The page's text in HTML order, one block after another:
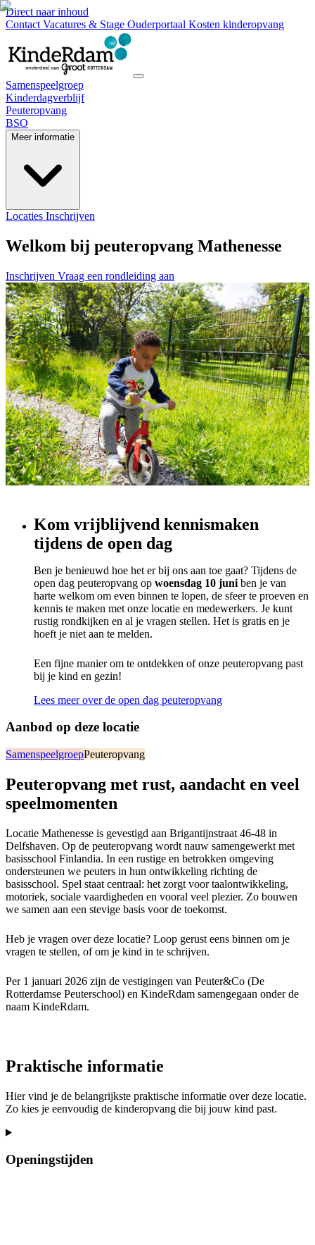
Direct naar inhoud
Contact Vacatures & Stage Ouderportaal Kosten kinderopvang
Samenspeelgroep
Kinderdagverblijf
Peuteropvang
BSO
Meer informatie
Locaties Inschrijven
Welkom bij peuteropvang Mathenesse
Inschrijven Vraag een rondleiding aan
Kom vrijblijvend kennismaken
tijdens de open dag
Ben je benieuwd hoe het er bij ons aan toe gaat? Tijdens de
open dag peuteropvang op woensdag 10 juni ben je van
harte welkom om even binnen te lopen, de sfeer te proeven en
kennis te maken met onze locatie en medewerkers. Je kunt
rustig rondkijken en al je vragen stellen. Het is gratis en je
hoeft je niet aan te melden.
Een fijne manier om te ontdekken of onze peuteropvang past
bij je kind en gezin!
Lees meer over de open dag peuteropvang
Aanbod op deze locatie
SamenspeelgroepPeuteropvang
Peuteropvang met rust, aandacht en veel
speelmomenten
Locatie Mathenesse is gevestigd aan Brigantijnstraat 46-48 in
Delfshaven. Op de peuteropvang wordt nauw samengewerkt met
basisschool Finlandia. In een rustige en betrokken omgeving
ondersteunen we peuters in hun ontwikkeling richting de
basisschool. Spel staat centraal: het zorgt voor taalontwikkeling,
motoriek, sociale vaardigheden en vooral veel plezier. Zo bouwen
we samen aan een stevige basis voor de toekomst.
Heb je vragen over deze locatie? Loop gerust eens binnen om je
vragen te stellen, of om je kind in te schrijven.
Per 1 januari 2026 zijn de vestigingen van Peuter&Co (De
Rotterdamse Peuterschool) en KindeRdam samengegaan onder de
naam KindeRdam.
Praktische informatie
Hier vind je de belangrijkste praktische informatie over deze locatie.
Zo kies je eenvoudig de kinderopvang die bij jouw kind past.
Openingstijden